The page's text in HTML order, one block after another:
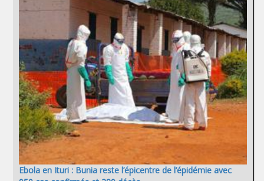
Ebola en Ituri : Bunia reste l’épicentre de l’épidémie avec